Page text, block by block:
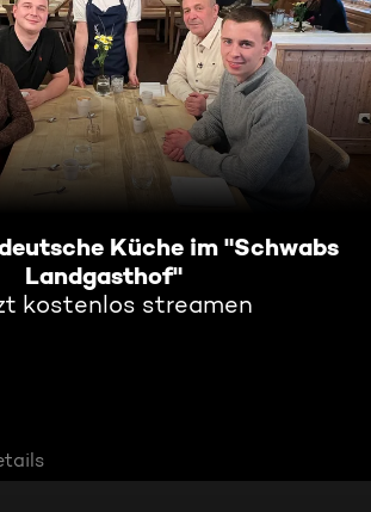
Küche im "Schwabs
Landgasthof"
kostenlos streamen